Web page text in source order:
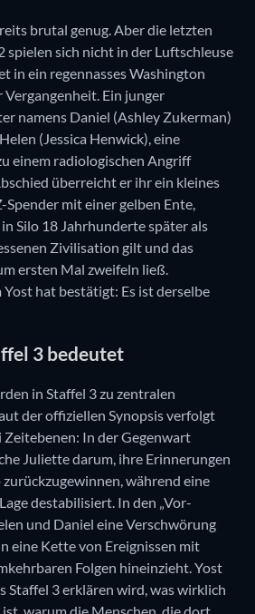
brutal genug. Aber die letzten
spielen sich nicht in der Luftschleuse
in ein regennasses Washington
Vergangenheit. Ein junger
namens Daniel (Ashley Zukerman)
(Jessica Henwick), eine
einem radiologischen Angriff
überreicht er ihr ein kleines
Spender mit einer gelben Ente,
Silo 18 Jahrhunderte später als
Zivilisation gilt und das
ersten Mal zweifeln ließ.
hat bestätigt: Es ist derselbe
3 bedeutet
in Staffel 3 zu zentralen
der offiziellen Synopsis verfolgt
In der Gegenwart
Juliette darum, ihre Erinnerungen
zurückzugewinnen, während eine
destabilisiert. In den „Vor-
und Daniel eine Verschwörung
eine Kette von Ereignissen mit
Folgen hineinzieht. Yost
Staffel 3 erklären wird, was wirklich